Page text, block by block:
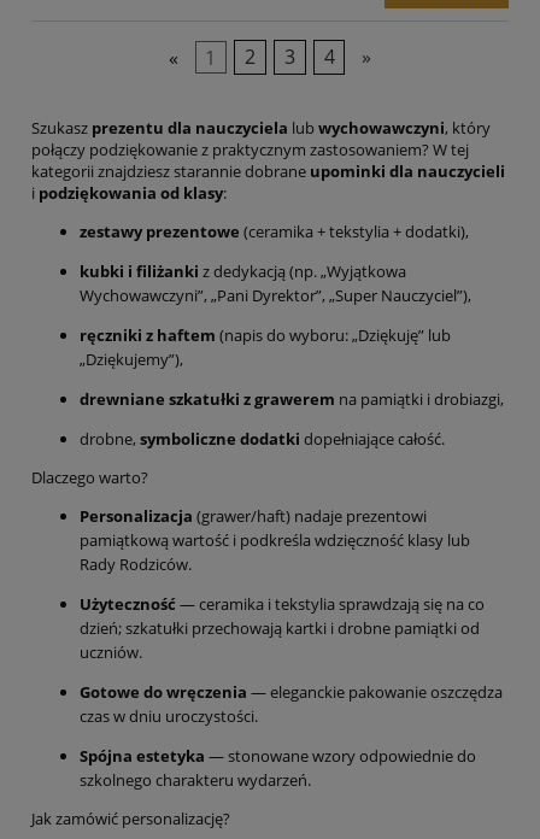
« 1 2 3 4 »
Szukasz prezentu dla nauczyciela lubwychowawczyni, który
połączy podziękowanie z praktycznym zastosowaniem? W tej
kategorii znajdziesz starannie dobrane upominki dla nauczycieli
i podziękowania od klasy:
zestawy prezentowe (ceramika + tekstylia + dodatki),
kubki i filiżanki z dedykacją (np. „Wyjątkowa
Wychowawczyni”, „Pani Dyrektor”, „Super Nauczyciel”),
ręczniki z haftem (napis do wyboru: „Dziękuję” lub
„Dziękujemy”),
drewniane szkatułki z grawerem na pamiątki i drobiazgi,
drobne, symboliczne dodatki dopełniające całość.
Dlaczego warto?
Personalizacja (grawer/haft) nadaje prezentowi
pamiątkową wartość i podkreśla wdzięczność klasy lub
Rady Rodziców.
Użyteczność — ceramika i tekstylia sprawdzają się na co
dzień; szkatułki przechowają kartki i drobne pamiątki od
uczniów.
Gotowe do wręczenia — eleganckie pakowanie oszczędza
czas w dniu uroczystości.
Spójna estetyka — stonowane wzory odpowiednie do
szkolnego charakteru wydarzeń.
Jak zamówić personalizację?